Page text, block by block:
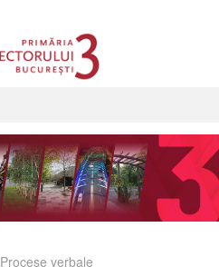
Procese verbale